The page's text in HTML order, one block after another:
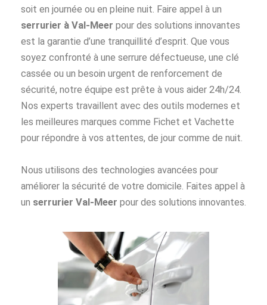
soit en journée ou en pleine nuit. Faire appel à un
serrurier à Val-Meer pour des solutions innovantes
est la garantie d’une tranquillité d’esprit. Que vous
soyez confronté à une serrure défectueuse, une clé
cassée ou un besoin urgent de renforcement de
sécurité, notre équipe est prête à vous aider 24h/24.
Nos experts travaillent avec des outils modernes et
les meilleures marques comme Fichet et Vachette
pour répondre à vos attentes, de jour comme de nuit.
Nous utilisons des technologies avancées pour
améliorer la sécurité de votre domicile. Faites appel à
un serrurier Val-Meer pour des solutions innovantes.